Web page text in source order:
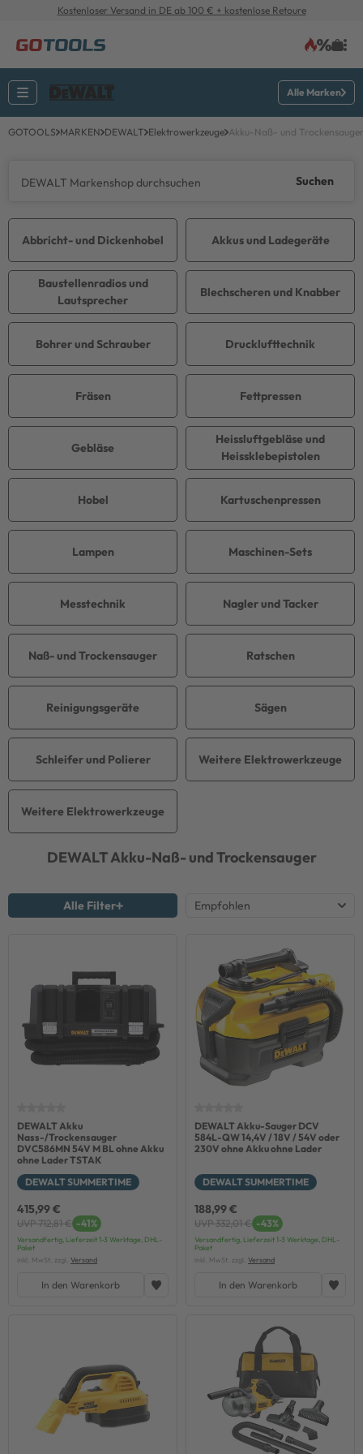
Kostenloser Versand in DE ab 100 € + kostenlose Retoure
Alle Marken
GOTOOLS MARKEN DEWALT Elektrowerkzeuge Akku-Naß- und Trockensauger
Suchen
Bohrer und Schrauber
Sägen
Schleifer und Polierer
Fräsen
Akkus und Ladegeräte
Baustellenradios und
Lautsprecher
Nagler und Tacker
Heissluftgebläse und
Heissklebepistolen
Blechscheren und Knabber
Weitere Elektrowerkzeuge
Reinigungsgeräte
Messtechnik
Drucklufttechnik
Maschinen-Sets
Hobel
Abbricht- und Dickenhobel
Lampen
Naß- und Trockensauger
Gebläse
Fettpressen
Kartuschenpressen
Ratschen
Weitere Elektrowerkzeuge
DEWALTAkku-Naß- und Trockensauger
Alle Filter
DEWALT Akku
Nass-/Trockensauger
DVC586MN 54V M BL ohne Akku
ohne Lader TSTAK
DEWALT SUMMERTIME
415,99 €
UVP 712,81 € -41%
Versandfertig, Lieferzeit 1-3 Werktage, DHL-
Paket
inkl. MwSt. zzgl. Versand
In den Warenkorb
DEWALT Akku-Sauger DCV
584L-QW 14,4V / 18V / 54V oder
230V ohne Akku ohne Lader
DEWALT SUMMERTIME
188,99 €
UVP 332,01 € -43%
Versandfertig, Lieferzeit 1-3 Werktage, DHL-
Paket
inkl. MwSt. zzgl. Versand
In den Warenkorb